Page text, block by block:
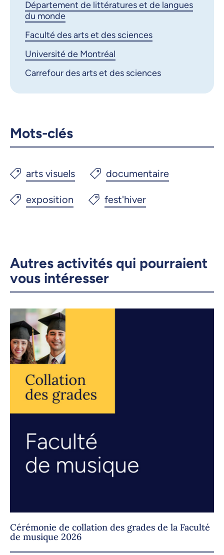
Département de littératures et de langues
du monde
Faculté des arts et des sciences
Université de Montréal
Carrefour des arts et des sciences
Mots-clés
Autres activités qui pourraient
vous intéresser
Cérémonie de collation des grades de la Faculté
de musique 2026